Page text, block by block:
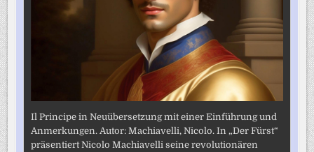
Il Principe in Neuübersetzung mit einer Einführung und
Anmerkungen. Autor: Machiavelli, Nicolo. In „Der Fürst“
präsentiert Nicolo Machiavelli seine revolutionären